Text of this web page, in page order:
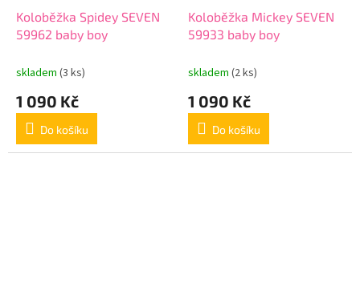
Koloběžka Spidey SEVEN
59962 baby boy
skladem (3 ks)
1 090 Kč
Do košíku
Koloběžka Mickey SEVEN
59933 baby boy
skladem (2 ks)
1 090 Kč
Do košíku